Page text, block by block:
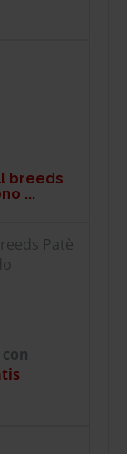
breeds
...
Patè
con